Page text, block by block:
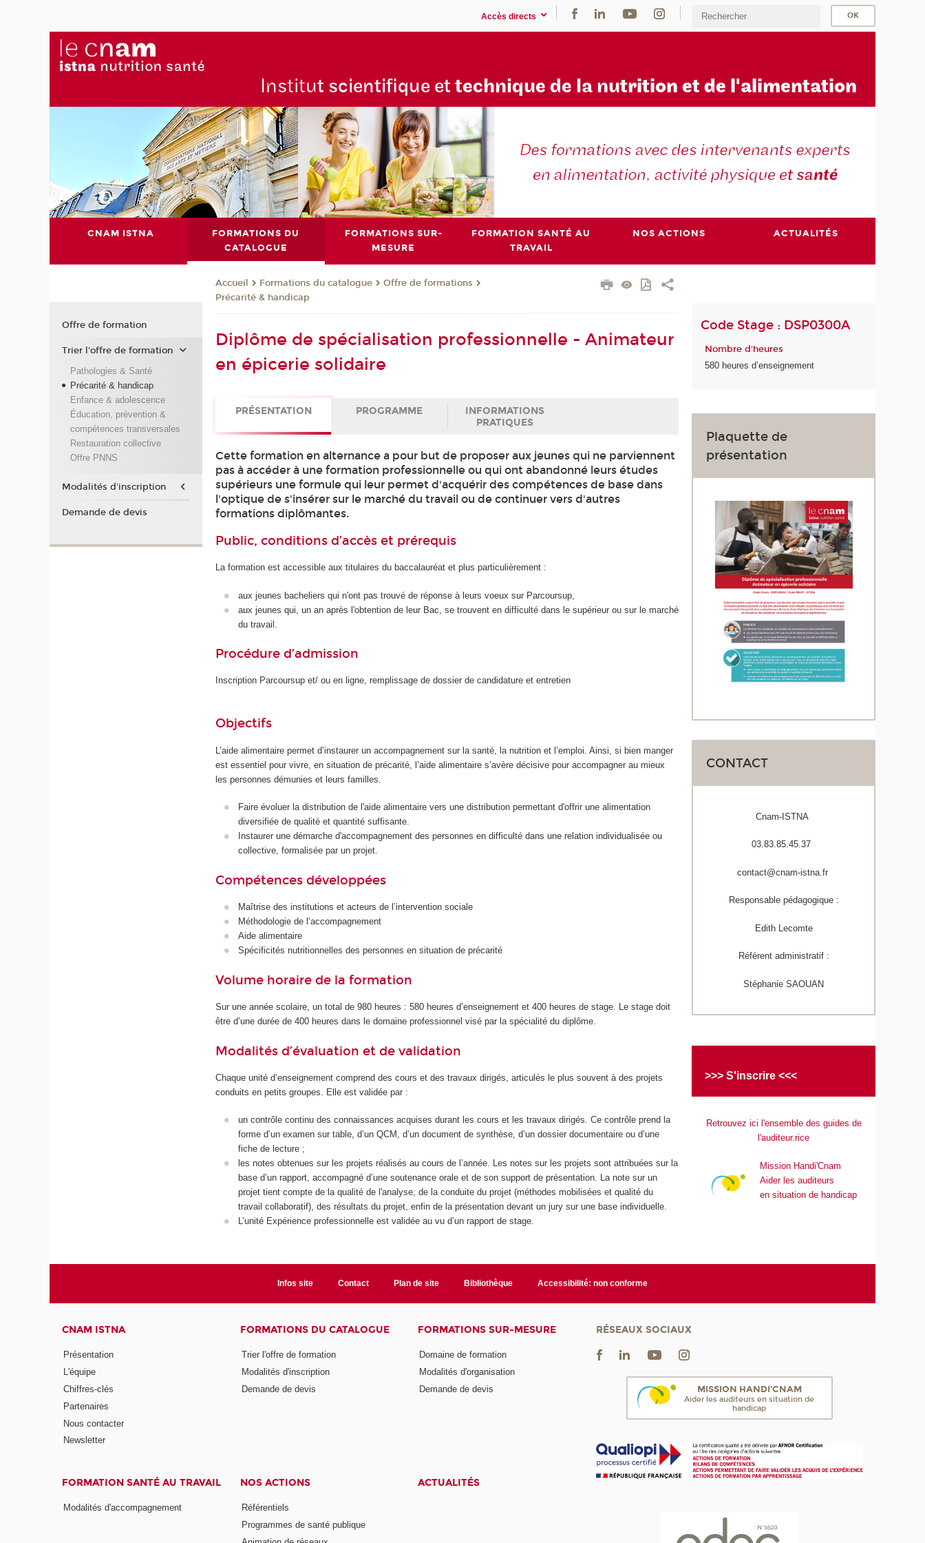
Accès directs
Institut scientifique et technique de la nutrition et de l'alimentation
CNAM ISTNA
FORMATIONS DU
CATALOGUE
FORMATIONS SUR-
MESURE
FORMATION SANTÉ AU
TRAVAIL
NOS ACTIONS ACTUALITÉS
Accueil Formations du catalogue
Offre de formations
Précarité & handicap
Diplôme de spécialisation professionnelle - Animateur
en épicerie solidaire
PRÉSENTATION PROGRAMME
INFORMATIONS
PRATIQUES
Cette formation en alternance a pour but de proposer aux jeunes qui ne parviennent
pas à accéder à une formation professionnelle ou qui ont abandonné leurs études
supérieurs une formule qui leur permet d'acquérir des compétences de base dans
l'optique de s'insérer sur le marché du travail ou de continuer vers d'autres
formations diplômantes.
Public, conditions d’accès et prérequis
La formation est accessible aux titulaires du baccalauréat et plus particulièrement :
aux jeunes bacheliers qui n'ont pas trouvé de réponse à leurs voeux sur Parcoursup,
aux jeunes qui, un an après l'obtention de leur Bac, se trouvent en difficulté dans le supérieur ou sur le marché
du travail.
Procédure d’admission
Inscription Parcoursup et/ ou en ligne, remplissage de dossier de candidature et entretien
Objectifs
L’aide alimentaire permet d’instaurer un accompagnement sur la santé, la nutrition et l’emploi. Ainsi, si bien manger
est essentiel pour vivre, en situation de précarité, l’aide alimentaire s’avère décisive pour accompagner au mieux
les personnes démunies et leurs familles.
Faire évoluer la distribution de l'aide alimentaire vers une distribution permettant d'offrir une alimentation
diversifiée de qualité et quantité suffisante.
Instaurer une démarche d'accompagnement des personnes en difficulté dans une relation individualisée ou
collective, formalisée par un projet.
Compétences développées
Maîtrise des institutions et acteurs de l’intervention sociale
Méthodologie de l’accompagnement
Aide alimentaire
Spécificités nutritionnelles des personnes en situation de précarité
Volume horaire de la formation
Sur une année scolaire, un total de 980 heures : 580 heures d’enseignement et 400 heures de stage. Le stage doit
être d’une durée de 400 heures dans le domaine professionnel visé par la spécialité du diplôme.
Modalités d’évaluation et de validation
Chaque unité d’enseignement comprend des cours et des travaux dirigés, articulés le plus souvent à des projets
conduits en petits groupes. Elle est validée par :
un contrôle continu des connaissances acquises durant les cours et les travaux dirigés. Ce contrôle prend la
forme d’un examen sur table, d’un QCM, d’un document de synthèse, d’un dossier documentaire ou d’une
fiche de lecture ;
les notes obtenues sur les projets réalisés au cours de l’année. Les notes sur les projets sont attribuées sur la
base d’un rapport, accompagné d’une soutenance orale et de son support de présentation. La note sur un
projet tient compte de la qualité de l'analyse, de la conduite du projet (méthodes mobilisées et qualité du
travail collaboratif), des résultats du projet, enfin de la présentation devant un jury sur une base individuelle.
L’unité Expérience professionnelle est validée au vu d’un rapport de stage.
Code Stage : DSP0300A
Nombre d'heures
580 heures d’enseignement
Plaquette de
présentation
CONTACT
Cnam-ISTNA
03.83.85.45.37
contact@cnam-istna.fr
Responsable pédagogique :
Edith Lecomte
Référent administratif :
Stéphanie SAOUAN
>>> S'inscrire <<<
Retrouvez ici l'ensemble des guides de
l'auditeur.rice
Mission Handi'Cnam
Aider les auditeurs
en situation de handicap
Offre de formation
Trier l'offre de formation
Pathologies & Santé
Précarité & handicap
Enfance & adolescence
Éducation, prévention &
compétences transversales
Restauration collective
Offre PNNS
Modalités d'inscription
Demande de devis
Infos site Contact Plan de site Bibliothèque Accessibilité: non conforme
CNAM ISTNA
Présentation
L'équipe
Chiffres-clés
Partenaires
Nous contacter
Newsletter
FORMATIONS DU CATALOGUE
Trier l'offre de formation
Modalités d'inscription
Demande de devis
FORMATIONS SUR-MESURE
Domaine de formation
Modalités d'organisation
Demande de devis
FORMATION SANTÉ AU TRAVAIL
Modalités d'accompagnement
NOS ACTIONS
Référentiels
Programmes de santé publique
ACTUALITÉS
RÉSEAUX SOCIAUX
MISSION HANDI'CNAM
Aider les auditeurs en situation de
handicap